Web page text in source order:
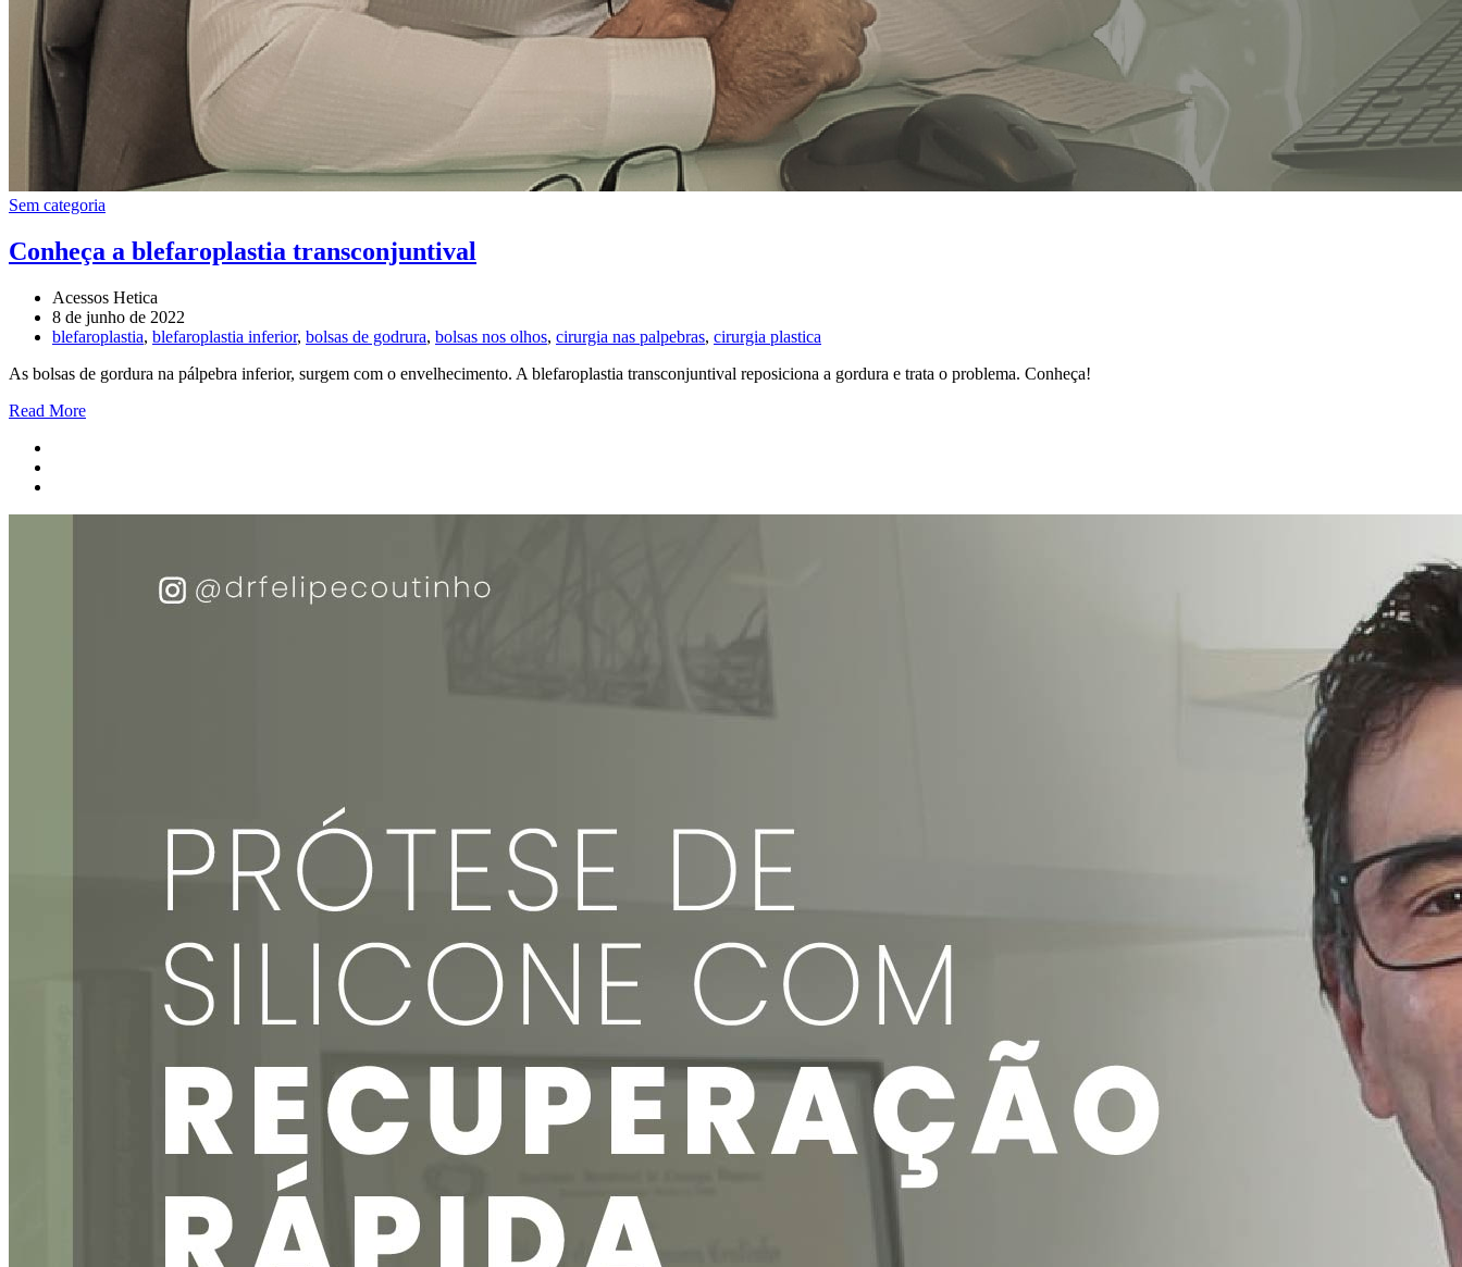
Sem categoria
Conheça a blefaroplastia transconjuntival
Acessos Hetica
8 de junho de 2022
blefaroplastia, blefaroplastia inferior, bolsas de godrura, bolsas nos olhos, cirurgia nas palpebras, cirurgia plastica
As bolsas de gordura na pálpebra inferior, surgem com o envelhecimento. A blefaroplastia transconjuntival reposiciona a gordura e trata o problema. Conheça!
Read More